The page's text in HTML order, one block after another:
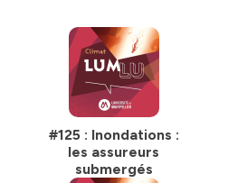
#125 : Inondations :
les assureurs
submergés